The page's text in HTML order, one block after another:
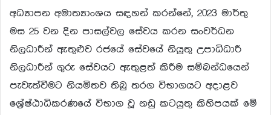
අධ්‍යාපන අමාත්‍යාංශය සඳහන් කරන්නේ, 2023 මාර්තු
මස 25 වන දින පාසල්වල සේවය කරන සංවර්ධන
නිලධාරීන් ඇතුළුව රජයේ සේවයේ නියුතු උපාධිධාරී
නිලධාරීන් ගුරු සේවයට ඇතුළත් කිරීම සම්බන්ධයෙන්
පැවැත්වීමට නියමිතව තිබු තරග විභාගයට අදාළව
ශ්‍රේෂ්ඨාධිකරණයේ විභාග වූ නඩු කටයුතු කිහිපයක් මේ